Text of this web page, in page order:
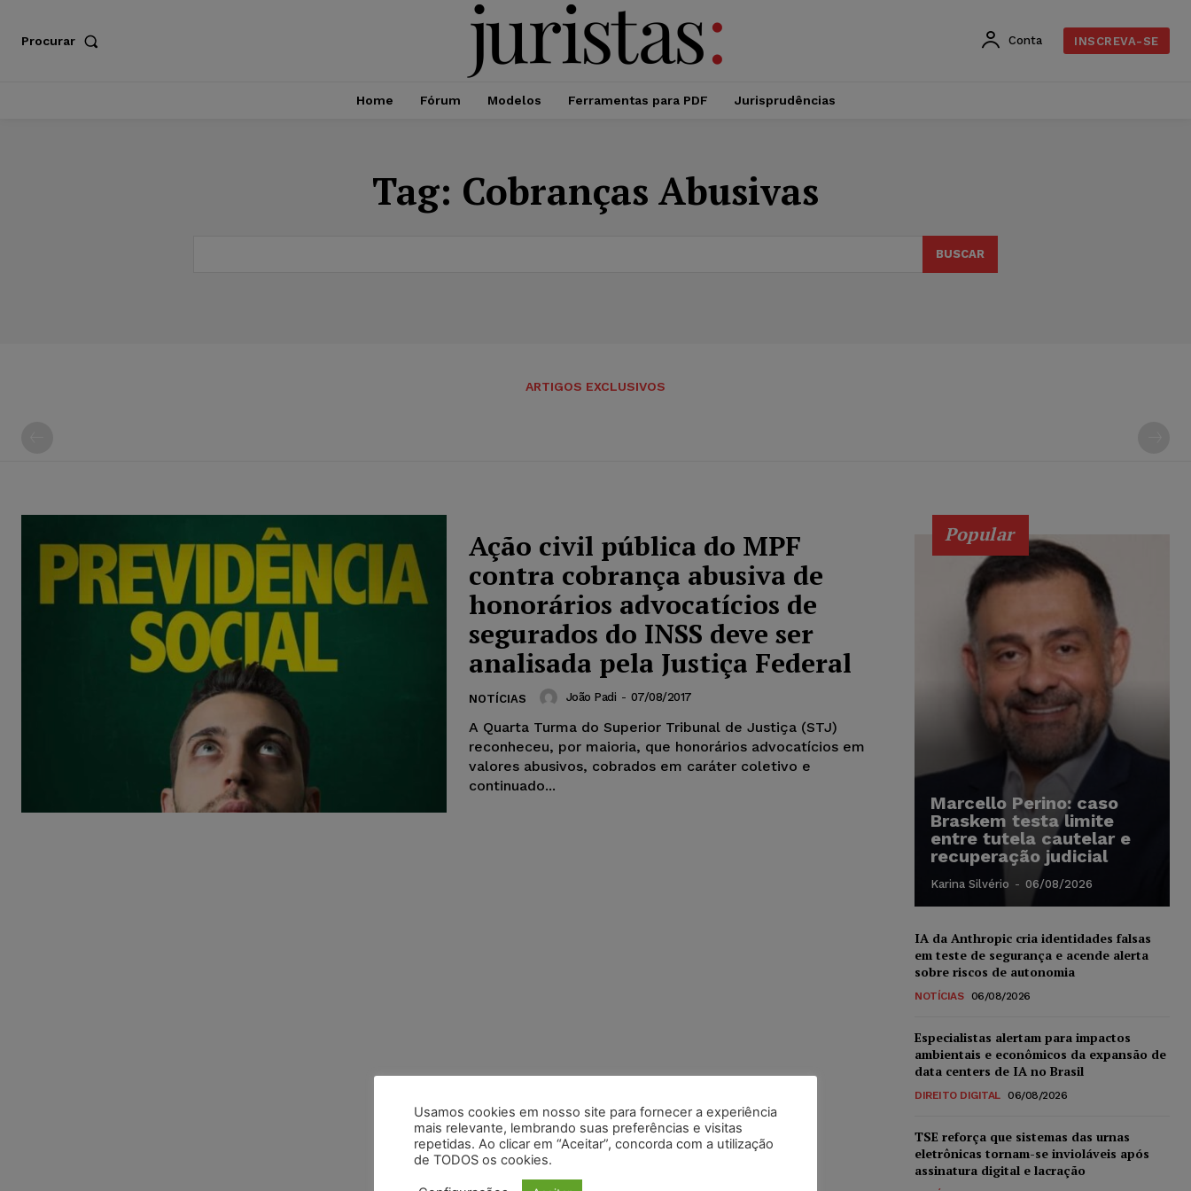
Procurar Conta INSCREVA-SE
Home Fórum Modelos Ferramentas para PDF Jurisprudências
Tag: Cobranças Abusivas
BUSCAR
ARTIGOS EXCLUSIVOS
Ação civil pública do MPF
contra cobrança abusiva de
honorários advocatícios de
segurados do INSS deve ser
analisada pela Justiça Federal
NOTÍCIAS João Padi - 07/08/2017
A Quarta Turma do Superior Tribunal de Justiça (STJ)
reconheceu, por maioria, que honorários advocatícios em
valores abusivos, cobrados em caráter coletivo e
continuado...
Popular
Marcello Perino: caso
Braskem testa limite
entre tutela cautelar e
recuperação judicial
Karina Silvério - 06/08/2026
IA da Anthropic cria identidades falsas
em teste de segurança e acende alerta
sobre riscos de autonomia
NOTÍCIAS 06/08/2026
Especialistas alertam para impactos
ambientais e econômicos da expansão de
data centers de IA no Brasil
DIREITO DIGITAL 06/08/2026
TSE reforça que sistemas das urnas
eletrônicas tornam-se invioláveis após
assinatura digital e lacração
Usamos cookies em nosso site para fornecer a experiência
mais relevante, lembrando suas preferências e visitas
repetidas. Ao clicar em “Aceitar”, concorda com a utilização
de TODOS os cookies.